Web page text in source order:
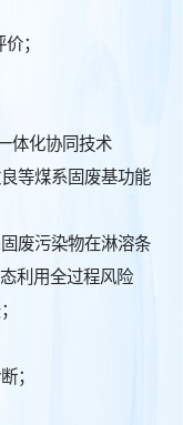
；
体化协同技术
等煤系固废基功能
废污染物在淋溶条
利用全过程风险
；